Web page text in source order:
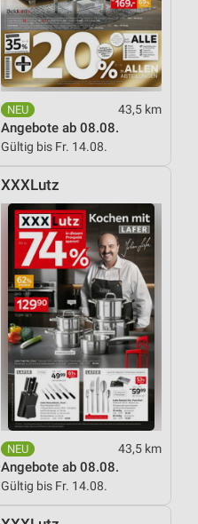
43,5 km
Angebote ab 08.08.
Gültig bis Fr. 14.08.
XXXLutz
43,5 km
Angebote ab 08.08.
Gültig bis Fr. 14.08.